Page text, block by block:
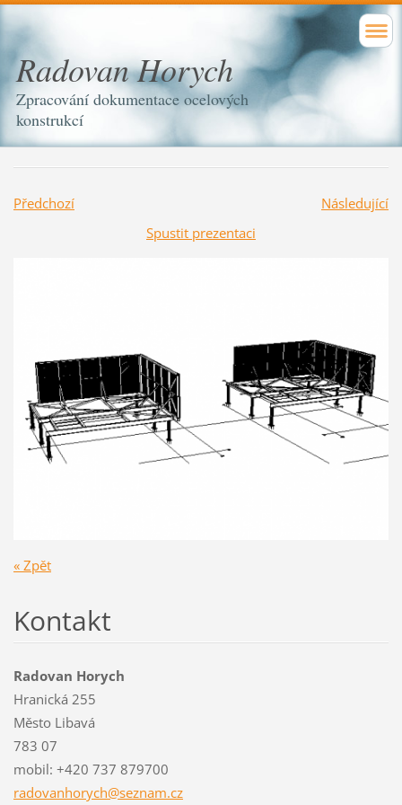
Radovan Horych
Zpracování dokumentace ocelových
konstrukcí
Předchozí
Následující
Spustit prezentaci
« Zpět
Kontakt
Radovan Horych
Hranická 255
Město Libavá
783 07
mobil: +420 737 879700
radovanhorych@seznam.cz